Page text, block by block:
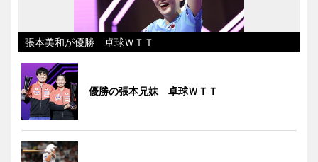
張本美和が優勝 卓球ＷＴＴ
優勝の張本兄妹 卓球ＷＴＴ